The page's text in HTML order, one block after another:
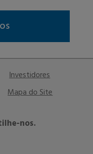
Investidores
Mapa do Site
nos.